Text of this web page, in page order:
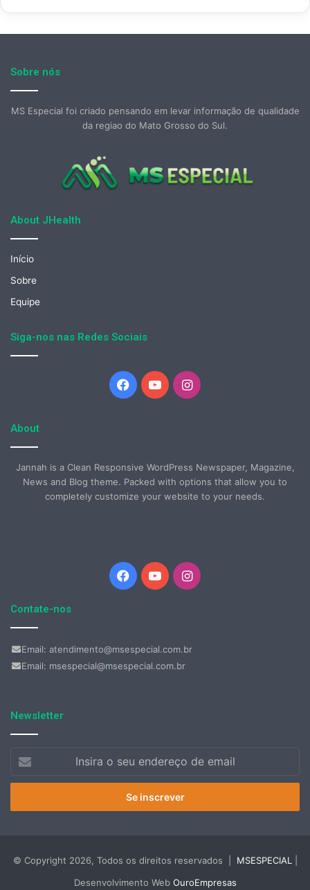
Sobre nós
MS Especial foi criado pensando em levar informação de qualidade
da regiao do Mato Grosso do Sul.
About JHealth
Início
Sobre
Equipe
Siga-nos nas Redes Sociais
Facebook
YouTubeInstagram
About
Jannah is a Clean Responsive WordPress Newspaper, Magazine,
News and Blog theme. Packed with options that allow you to
completely customize your website to your needs.
Facebook
YouTubeInstagram
Contate-nos
Email: atendimento@msespecial.com.br
Email: msespecial@msespecial.com.br
Newsletter
seu
de
© Copyright 2026, Todos os direitos reservados | MSESPECIAL
Desenvolvimento Web OuroEmpresas